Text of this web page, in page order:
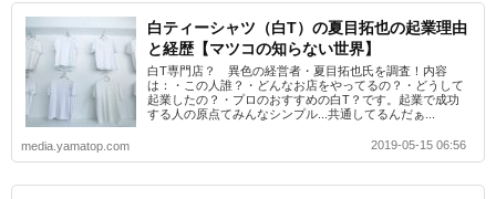
白ティーシャツ（白T）の夏目拓也の起業理由
と経歴【マツコの知らない世界】
白T専門店？ 異色の経営者・夏目拓也氏を調査！内容
は：・この人誰？・どんなお店をやってるの？・どうして
起業したの？・プロのおすすめの白T？です。起業で成功
する人の原点てみんなシンプル...共通してるんだぁ...
media.yamatop.com 2019-05-15 06:56